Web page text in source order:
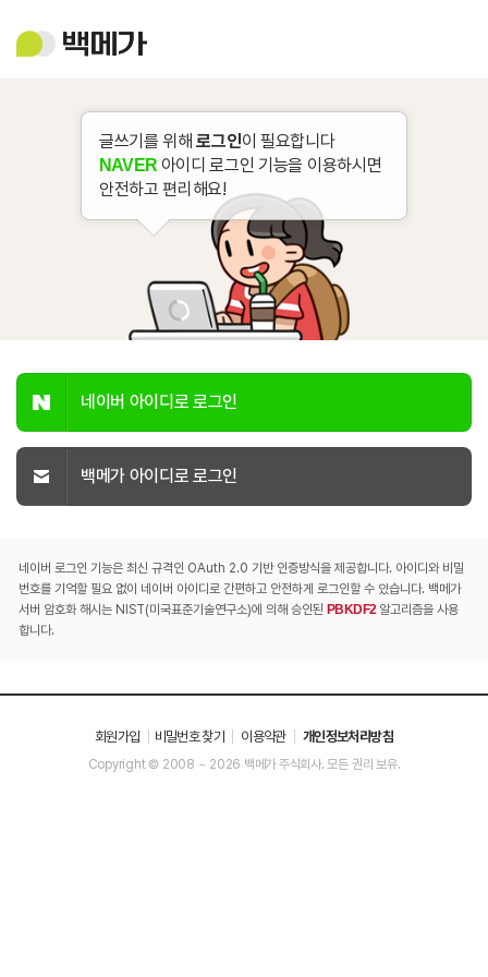
백
메
글쓰기를 위해로그인이 필요합니다
NAVER 아이디 로그인 기능을 이용하시면
안전하고 편리해요!
네이버 아이디로 로그인
백메가 아이디로 로그인
네이버 로그인 기능은 최신 규격인 OAuth 2.0 기반 인증방식을 제공합니다. 아이디와 비밀
번호를 기억할 필요 없이 네이버 아이디로 간편하고 안전하게 로그인할 수 있습니다. 백메가
서버 암호화 해시는 NIST(미국표준기술연구소)에 의해 승인된 PBKDF2알고리즘을 사용
합니다.
회원가입 비밀번호 찾기 이용약관 개인정보처리방침
Copyright © 2008 ~ 2026 백메가 주식회사. 모든 권리 보유.